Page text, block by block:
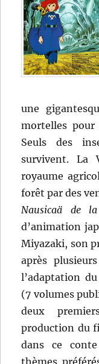
une
mortelles
Seuls des
survivent. La
royaume
forêt par des
Nausicaä de
d’animation
Miyazaki, son
après
l’adaptation
(7 volumes
deux
production du
dans ce
thèmes